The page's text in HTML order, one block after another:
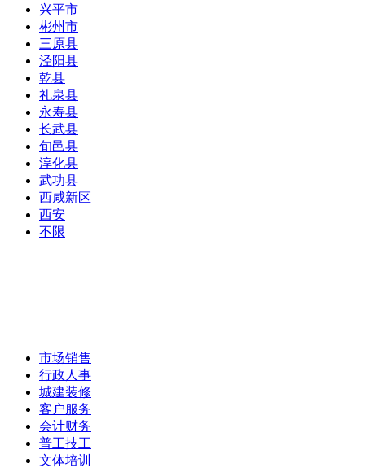
兴平市
彬州市
三原县
泾阳县
乾县
礼泉县
永寿县
长武县
旬邑县
淳化县
武功县
西咸新区
西安
不限
市场销售
行政人事
城建装修
客户服务
会计财务
普工技工
文体培训